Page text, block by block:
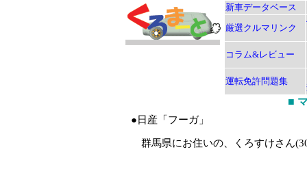
新車データベース
厳選クルマリンク
コラム&レビュー
運転免許問題集
■
●日産「フーガ」
群馬県にお住いの、くろすけさん